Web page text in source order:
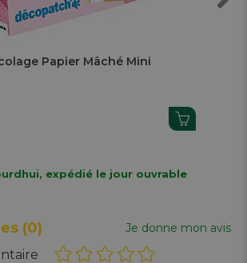
Papier Mâché Mini
expédié le jour ouvrable
(0) Je donne mon avis